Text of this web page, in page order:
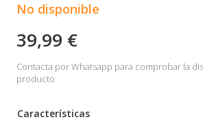
No disponible
39,99 €
Contacta por Whatsapp para comprobar la
producto
Características